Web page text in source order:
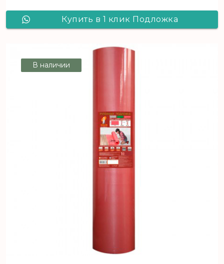
Купить в 1 клик Подложка
Professional Series 9,1м/1,1м/3мм/
рул.10м2
В наличии